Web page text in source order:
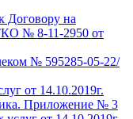
Договору на
№ 8-11-2950 от
№ 595285-05-22/
от 14.10.2019г.
Приложение № 3